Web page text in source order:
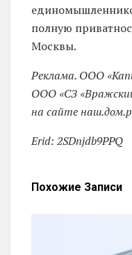
полную
Москвы.
Реклама. ООО
ООО «СЗ
на сайте
Erid: 2SDnjdb9PPQ
Похожие Записи